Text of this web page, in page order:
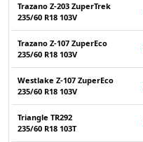
Trazano Z-203 ZuperTrek
235/60 R18 103V
Trazano Z-107 ZuperEco
235/60 R18 103V
Westlake Z-107 ZuperEco
235/60 R18 103V
Triangle TR292
235/60 R18 103T